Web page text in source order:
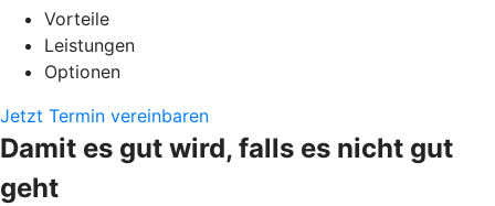
Vorteile
Leistungen
Optionen
Jetzt Termin vereinbaren
Damit es gut wird, falls es nicht gut
geht